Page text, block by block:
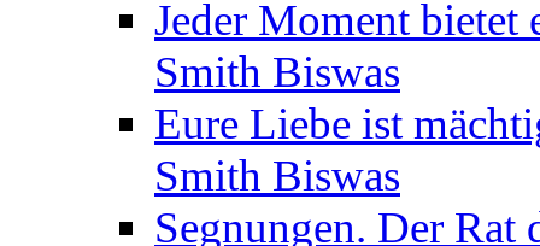
Jeder Moment bietet
Smith Biswas
Eure Liebe ist
Smith Biswas
Segnungen. Der